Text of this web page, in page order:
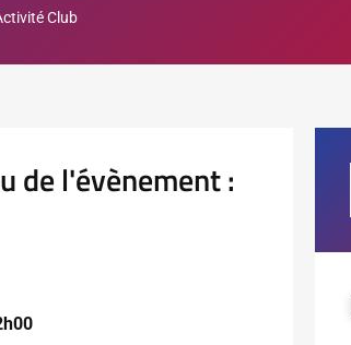
Club
de l'évènement :